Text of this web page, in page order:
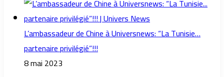
L’ambassadeur de Chine à Universnews: “La Tunisie…
partenaire privilégié”!!!
8 mai 2023